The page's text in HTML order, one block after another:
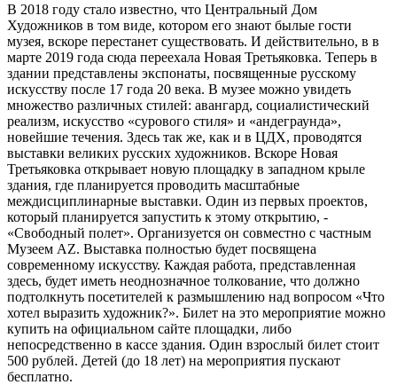
В 2018 году стало известно, что Центральный Дом
Художников в том виде, котором его знают былые гости
музея, вскоре перестанет существовать. И действительно, в в
марте 2019 года сюда переехала Новая Третьяковка. Теперь в
здании представлены экспонаты, посвященные русскому
искусству после 17 года 20 века. В музее можно увидеть
множество различных стилей: авангард, социалистический
реализм, искусство «сурового стиля» и «андеграунда»,
новейшие течения. Здесь так же, как и в ЦДХ, проводятся
выставки великих русских художников. Вскоре Новая
Третьяковка открывает новую площадку в западном крыле
здания, где планируется проводить масштабные
междисциплинарные выставки. Один из первых проектов,
который планируется запустить к этому открытию, -
«Свободный полет». Организуется он совместно с частным
Музеем AZ. Выставка полностью будет посвящена
современному искусству. Каждая работа, представленная
здесь, будет иметь неоднозначное толкование, что должно
подтолкнуть посетителей к размышлению над вопросом «Что
хотел выразить художник?». Билет на это мероприятие можно
купить на официальном сайте площадки, либо
непосредственно в кассе здания. Один взрослый билет стоит
500 рублей. Детей (до 18 лет) на мероприятия пускают
бесплатно.